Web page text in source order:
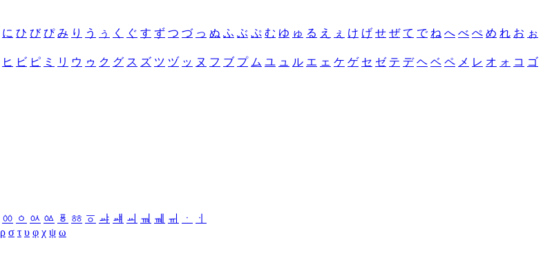
に ひ び ぴ み り う ぅ く ぐ す ず つ づ っ ぬ ふ ぶ ぷ む ゆ ゅ る え ぇ け げ せ ぜ て で ね へ べ ぺ め れ お ぉ
ヒ ビ ピ ミ リ ウ ゥ ク グ ス ズ ツ ヅ ッ ヌ フ ブ プ ム ユ ュ ル エ ェ ケ ゲ セ ゼ テ デ ヘ ベ ペ メ レ オ ォ コ ゴ
ㆀ ㆁ ㆂ ㆃ ㆄ ㆅ ㆆ ㆇ ㆈ ㆉ ㆊ ㆋ ㆌ ㆍ
ㆎ
ρ σ τ υ φ χ ψ ω